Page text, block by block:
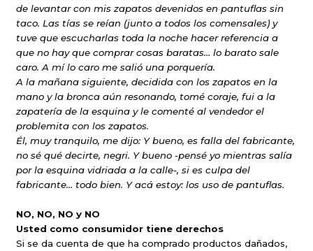
de levantar con mis zapatos devenidos en pantuflas sin
taco. Las tías se reían (junto a todos los comensales) y
tuve que escucharlas toda la noche hacer referencia a
que no hay que comprar cosas baratas… lo barato sale
caro. A mí lo caro me salió una porquería.
A la mañana siguiente, decidida con los zapatos en la
mano y la bronca aún resonando, tomé coraje, fui a la
zapatería de la esquina y le comenté al vendedor el
problemita con los zapatos.
Él, muy tranquilo, me dijo: Y bueno, es falla del fabricante,
no sé qué decirte, negri. Y bueno -pensé yo mientras salía
por la esquina vidriada a la calle-, si es culpa del
fabricante… todo bien. Y acá estoy: los uso de pantuflas.
NO, NO, NO y NO
Usted como consumidor tiene derechos
Si se da cuenta de que ha comprado productos dañados,